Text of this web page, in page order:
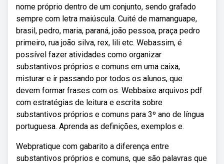
nome próprio dentro de um conjunto, sendo grafado
sempre com letra maiúscula. Cuité de mamanguape,
brasil, pedro, maria, paraná, joão pessoa, praça pedro
primeiro, rua joão silva, rex, lili etc. Webassim, é
possível fazer atividades como organizar
substantivos próprios e comuns em uma caixa,
misturar e ir passando por todos os alunos, que
devem formar frases com os. Webbaixe arquivos pdf
com estratégias de leitura e escrita sobre
substantivos próprios e comuns para 3º ano de língua
portuguesa. Aprenda as definições, exemplos e.
Webpratique com gabarito a diferença entre
substantivos próprios e comuns, que são palavras que